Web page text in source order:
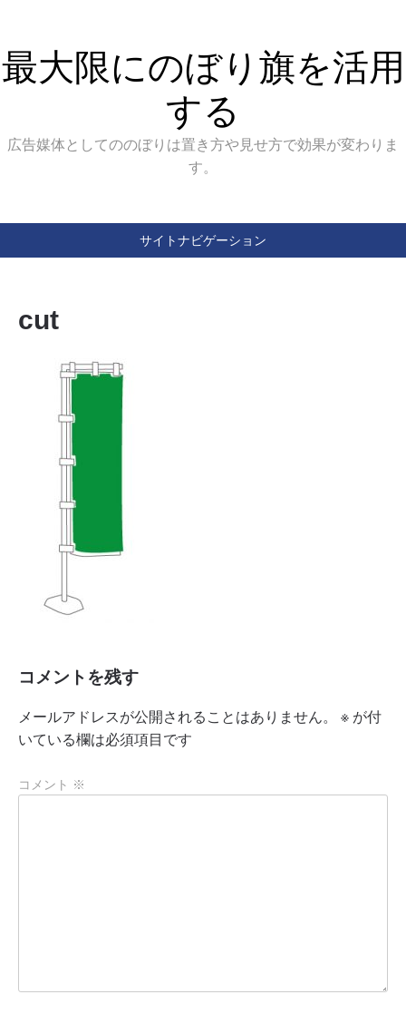
最大限にのぼり旗を活用
する
広告媒体としてののぼりは置き方や見せ方で効果が変わりま
す。
サイトナビゲーション
cut
コメントを残す
メールアドレスが公開されることはありません。 ※ が付
いている欄は必須項目です
コメント ※